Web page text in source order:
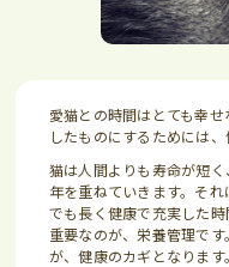
愛猫との時間はとても幸
したものにするためには、
猫は人間よりも寿命が短く
年を重ねていきます。そ
でも長く健康で充実した
重要なのが、栄養管理で
が、健康のカギとなります。